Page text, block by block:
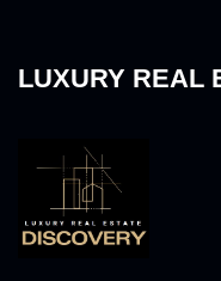
LUXURY REAL